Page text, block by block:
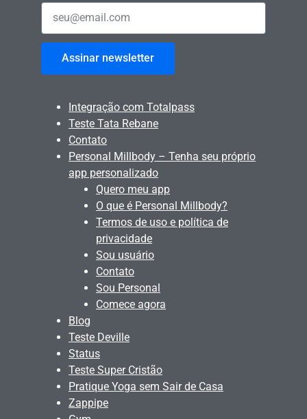
Assinar newsletter
Integração com Totalpass
Teste Tata Rebane
Contato
Personal Millbody – Tenha seu próprio
app personalizado
Quero meu app
O que é Personal Millbody?
Termos de uso e política de
privacidade
Sou usuário
Contato
Sou Personal
Comece agora
Blog
Teste Deville
Status
Teste Super Cristão
Pratique Yoga sem Sair de Casa
Zappipe